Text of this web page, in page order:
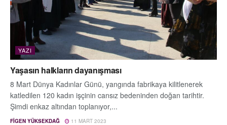
YAZI
Yaşasın halkların dayanışması
8 Mart Dünya Kadınlar Günü, yangında fabrikaya kilitlenerek
katledilen 120 kadın işçinin cansız bedeninden doğan tarihtir.
Şimdi enkaz altından toplanıyor,...
FIGEN YÜKSEKDAĞ 11 MART 2023